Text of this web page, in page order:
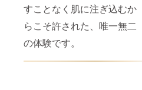
すことなく肌に注ぎ込むか
らこそ許された、唯一無二
の体験です。